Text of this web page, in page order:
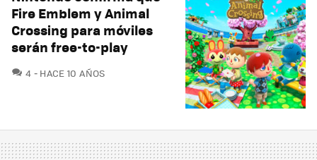
Fire Emblem y Animal
Crossing para móviles
serán free-to-play
4 COMENTARIOS
HACE 10 AÑOS